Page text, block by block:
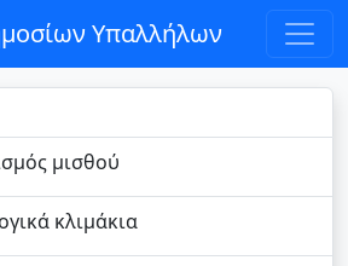
Υπαλλήλων
μισθού
κλιμάκια